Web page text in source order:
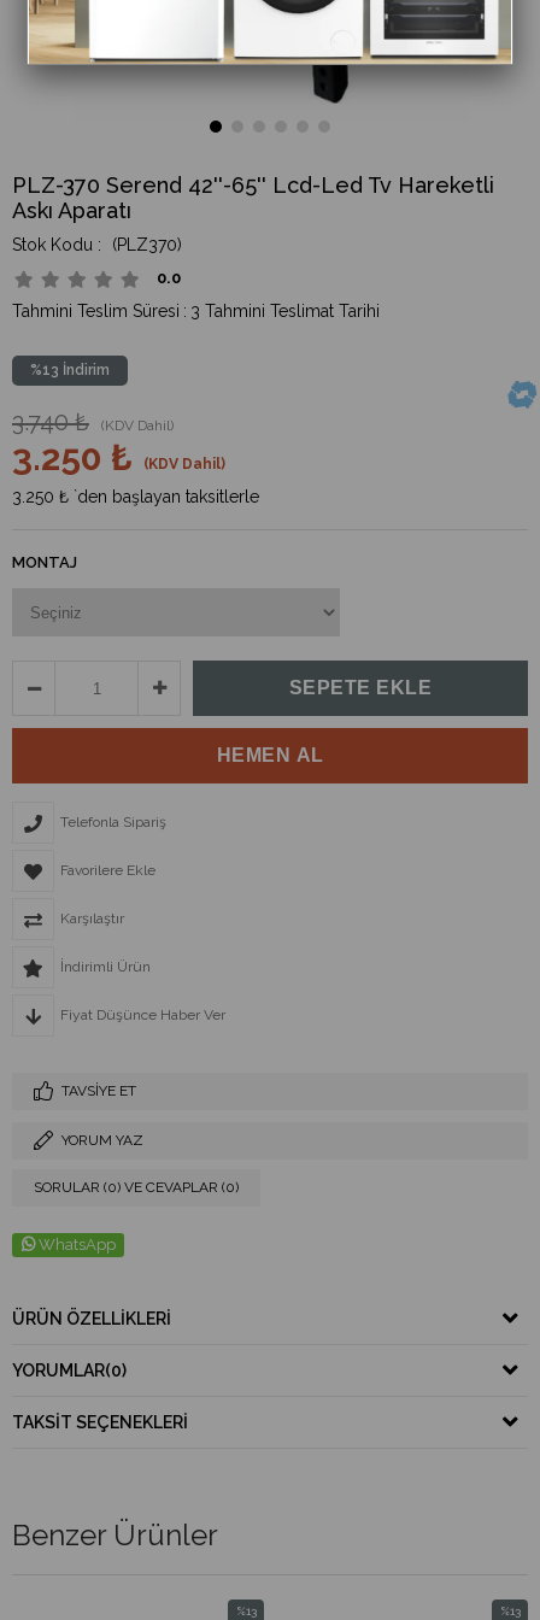
PLZ-370 Serend 42''-65'' Lcd-Led Tv Hareketli
Askı Aparatı
(PLZ370)
0.0
Tahmini Teslim Süresi : 3 Tahmini Teslimat Tarihi
%13 İndirim
3.740 ₺ (KDV Dahil)
3.250 ₺ (KDV Dahil)
3.250 ₺ `den başlayan taksitlerle
MONTAJ
Telefonla Sipariş
Favorilere Ekle
Karşılaştır
İndirimli Ürün
Fiyat Düşünce Haber Ver
TAVSIYE ET
YORUM YAZ
SORULAR (0) VE CEVAPLAR (0)
WhatsApp
ÜRÜN ÖZELLIKLERI
YORUMLAR(0)
TAKSIT SEÇENEKLERI
Benzer Ürünler
%13 %13